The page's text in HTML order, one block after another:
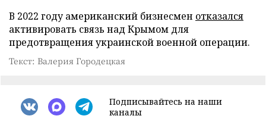
В 2022 году американский бизнесмен отказался
активировать связь над Крымом для
предотвращения украинской военной операции.
Текст: Валерия Городецкая
Подписывайтесь на наши
каналы